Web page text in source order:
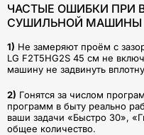
ЧАСТЫЕ ОШИБКИ ПРИ
СУШИЛЬНОЙ МАШИНЫ
1) Не замеряют проём с
LG F2T5HG2S 45 см не
машину не задвинуть
2) Гонятся за числом
программ в быту реально
ваши задачи «Быстро 30»,
общее количество.